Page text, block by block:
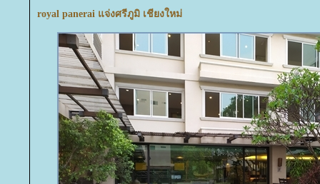
royal panerai แจ่งศรีภูมิ เชียงใหม่